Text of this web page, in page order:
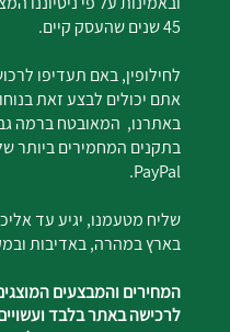
45 שנים שהעסק קיים.
לחילופין, באם תעדיפו
אתם יכולים לבצע זאת
באתרנו, המאובטח ברמה
בתקנים המחמירים ביותר
PayPal.
שליח מטעמנו, יגיע עד
בארץ במהרה, באדיבות
המחירים והמבצעים
לרכישה באתר בלבד